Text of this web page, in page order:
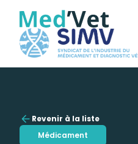
Revenir à la liste
Médicament